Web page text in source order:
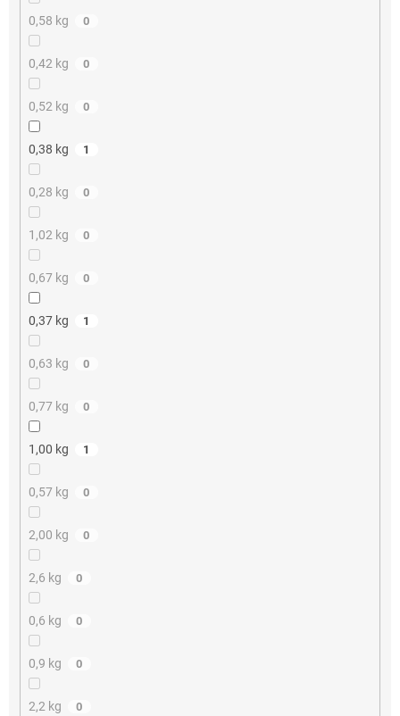
0,58 kg 0
0,42 kg 0
0,52 kg 0
0,38 kg 1
0,28 kg 0
1,02 kg 0
0,67 kg 0
0,37 kg 1
0,63 kg 0
0,77 kg 0
1,00 kg 1
0,57 kg 0
2,00 kg 0
2,6 kg 0
0,6 kg 0
0,9 kg 0
2,2 kg 0